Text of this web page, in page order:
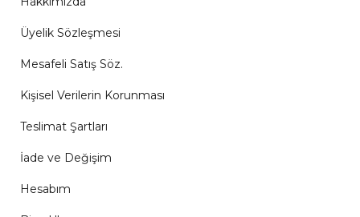
Üyelik Sözleşmesi
Mesafeli Satış Söz.
Kişisel Verilerin Korunması
Teslimat Şartları
İade ve Değişim
Hesabım